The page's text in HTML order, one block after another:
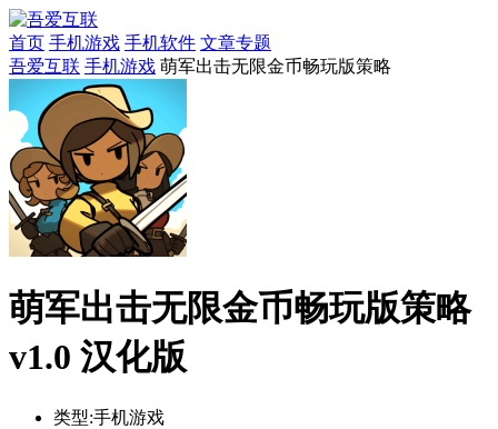
首页 手机游戏 手机软件 文章专题
吾爱互联 手机游戏 萌军出击无限金币畅玩版策略
萌军出击无限金币畅玩版策略
v1.0 汉化版
类型:手机游戏